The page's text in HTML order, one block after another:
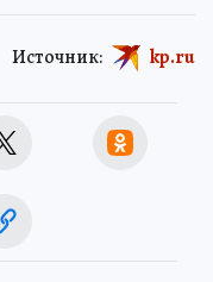
Источник: kp.ru